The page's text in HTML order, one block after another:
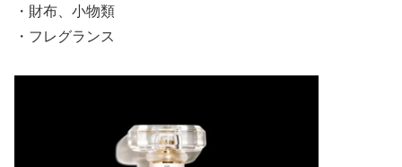
・財布、小物類
・フレグランス